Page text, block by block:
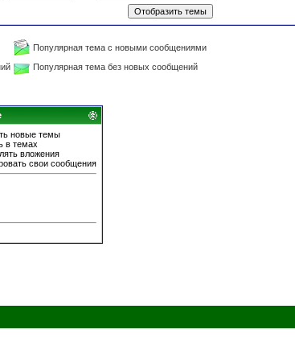
Популярная тема с новыми сообщениями
Популярная тема без новых сообщений
новые темы
в темах
вложения
свои сообщения